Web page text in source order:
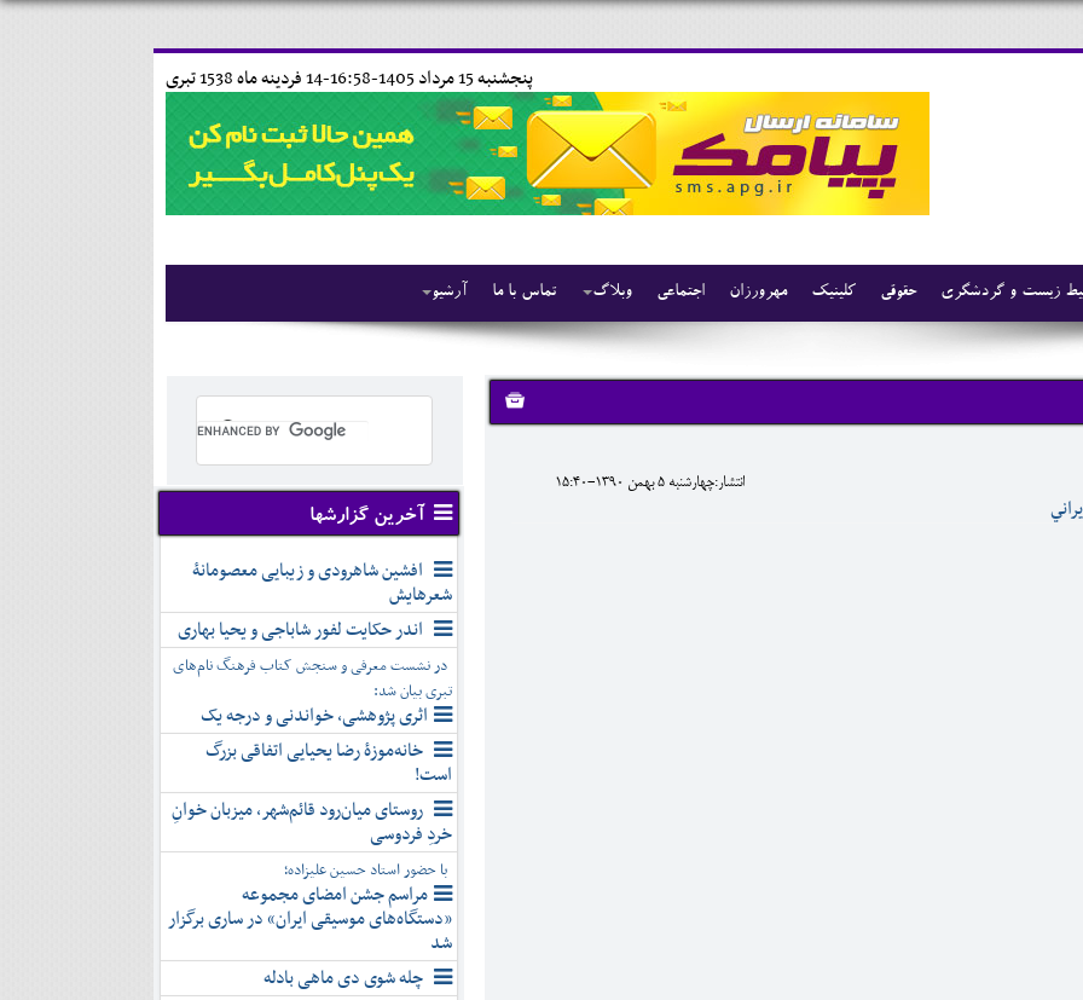
14 فردينه ماه 1538 تبری پنجشنبه 15 مرداد 1405-16:58-
آرشیو تماس با ما وبلاگ اجتماعی مهرورزان کلینیک حقوقی زیست و گردشگری
انتشار:چهارشنبه 5 بهمن 1390-15:40
آخرین گزارشها
افشین شاهرودی و زیبایی معصومانۀ
شعرهایش
اندر حکایت لفور شاباجی و یحیا بهاری
در نشست معرفی و سنجش کتاب فرهنگ نام‌های
تبری بیان شد:
اثری پژوهشی، خواندنی و درجه یک
خانه‌موزۀ رضا یحیایی اتفاقی بزرگ
است!
روستای میان‌رود قائم‌شهر، میزبان خوانِ
خردِ فردوسی
با حضور استاد حسین علیزاده؛
مراسم جشن امضای مجموعه
«دستگاه‌های موسیقی ایران» در ساری برگزار
شد
چله شوی دی ماهی بادله